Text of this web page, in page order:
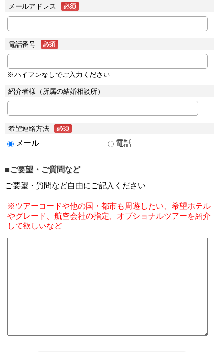
メールアドレス
電話番号
※ハイフンなしでご入力ください
紹介者様（所属の結婚相談所）
希望連絡方法
メール 電話
■ご要望・ご質問など
ご要望・質問など自由にご記入ください
※ツアーコードや他の国・都市も周遊したい、希望ホテル
やグレード、航空会社の指定、オプショナルツアーを紹介
して欲しいなど